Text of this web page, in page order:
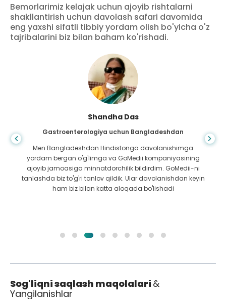
Bemorlarimiz kelajak uchun ajoyib rishtalarni
shakllantirish uchun davolash safari davomida
eng yaxshi sifatli tibbiy yordam olish bo'yicha o'z
tajribalarini biz bilan baham ko'rishadi.
Shandha Das
Gastroenterologiya uchun Bangladeshdan
Men Bangladeshdan Hindistonga davolanishimga
yordam bergan o'g'limga va GoMedii kompaniyasining
ajoyib jamoasiga minnatdorchilik bildirdim. GoMedii-ni
tanlashda biz to'g'ri tanlov qildik. Ular davolanishdan keyin
ham biz bilan katta aloqada bo'lishadi
Sog'liqni saqlash maqolalari &
Yangilanishlar